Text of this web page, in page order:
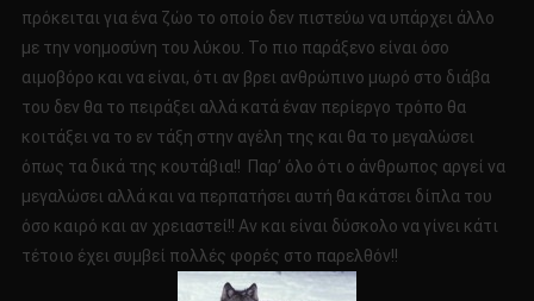
πρόκειται για ένα ζώο το οποίο δεν πιστεύω να υπάρχει άλλο
με την νοημοσύνη του λύκου. Το πιο παράξενο είναι όσο
αιμοβόρο και να είναι, ότι αν βρει ανθρώπινο μωρό στο διάβα
του δεν θα το πειράξει αλλά κατά έναν περίεργο τρόπο θα
κοιτάξει να το εν τάξη στην αγέλη της και θα το μεγαλώσει
όπως τα δικά της κουτάβια!! Παρ’ όλο ότι ο άνθρωπος αργεί να
μεγαλώσει αλλά και να περπατήσει αυτή θα κάτσει δίπλα του
όσο καιρό και αν χρειαστεί!! Αν και είναι δύσκολο να γίνει κάτι
τέτοιο έχει συμβεί πολλές φορές στο παρελθόν!!